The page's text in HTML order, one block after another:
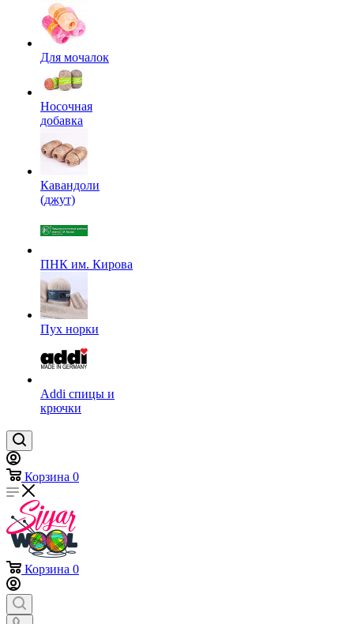
Для мочалок
Носочная
добавка
Кавандоли
(джут)
ПНК им. Кирова
Пух норки
Addi спицы и
крючки
Корзина 0
Корзина 0